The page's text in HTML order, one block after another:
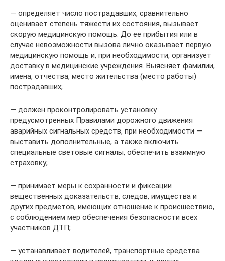
— определяет число пострадавших, сравнительно
оценивает степень тяжести их состояния, вызывает
скорую медицинскую помощь. До ее прибытия или в
случае невозможности вызова лично оказывает первую
медицинскую помощь и, при необходимости, организует
доставку в медицинские учреждения. Выясняет фамилии,
имена, отчества, место жительства (место работы)
пострадавших;
— должен проконтролировать установку
предусмотренных Правилами дорожного движения
аварийных сигнальных средств, при необходимости —
выставить дополнительные, а также включить
специальные световые сигналы, обеспечить взаимную
страховку;
— принимает меры к сохранности и фиксации
вещественных доказательств, следов, имущества и
других предметов, имеющих отношение к происшествию,
с соблюдением мер обеспечения безопасности всех
участников ДТП;
— устанавливает водителей, транспортные средства